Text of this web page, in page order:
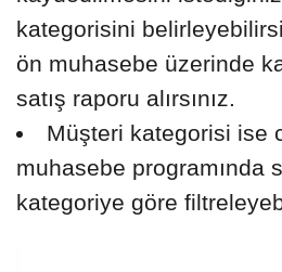
kategorisini
ön muhasebe üzerinde
satış raporu alırsınız.
Müşteri kategorisi ise
muhasebe programında
kategoriye göre